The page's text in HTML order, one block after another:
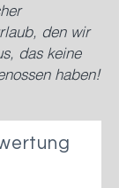
den wir
das keine
haben!